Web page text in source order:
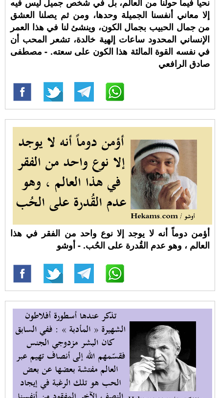
إلا معاني أنفسنا الجميلة وحدها، ومن ثم يصلنا العشق
من جمال الحبيب بجمال الكون، وينشئ لنا في هذا العمر
الإنساني المحدود ساعات إلهية خالدة، تشعر المحب أن
في نفسه القوة المالئة هذا الكون على سعته. - مصطفى
صادق الرافعي
أؤمن دوماً أنه لا يوجد إلا نوع واحد من الفقر في هذا
العالم ، وهو عدم القُدرة على الحُب. - أوشو